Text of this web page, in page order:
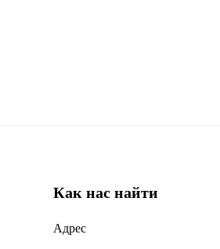
Как нас найти
Адрес